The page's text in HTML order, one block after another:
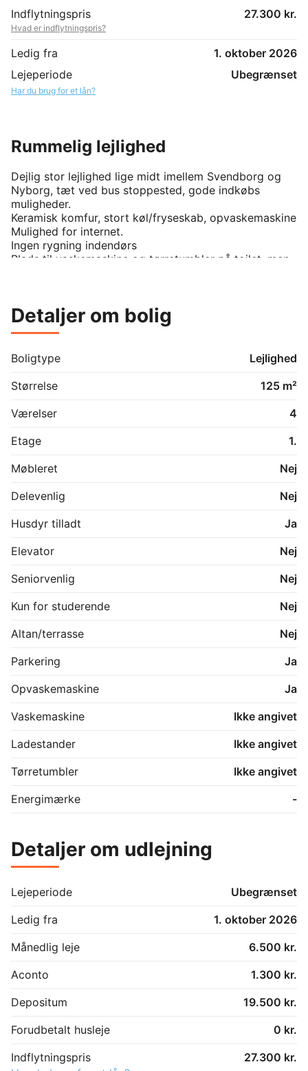
Indflytningspris
27.300 kr.
Hvad er indflytningspris?
Ledig fra
1. oktober 2026
Lejeperiode
Ubegrænset
Har du brug for et lån?
Rummelig lejlighed
Dejlig stor lejlighed lige midt imellem Svendborg og
Nyborg, tæt ved bus stoppested, gode indkøbs
muligheder.
Keramisk komfur, stort køl/fryseskab, opvaskemaskine
Mulighed for internet.
Ingen rygning indendørs
Plads til vaskemaskine og tørretumbler på toilet, men
Detaljer om bolig
Boligtype
Lejlighed
Størrelse
125 m²
Værelser
4
Etage
1.
Møbleret
Nej
Delevenlig
Nej
Husdyr tilladt
Ja
Elevator
Nej
Seniorvenlig
Nej
Kun for studerende
Nej
Altan/terrasse
Nej
Parkering
Ja
Opvaskemaskine
Ja
Vaskemaskine
Ikke angivet
Ladestander
Ikke angivet
Tørretumbler
Ikke angivet
Energimærke
-
Detaljer om udlejning
Lejeperiode
Ubegrænset
Ledig fra
1. oktober 2026
Månedlig leje
6.500 kr.
Aconto
1.300 kr.
Depositum
19.500 kr.
Forudbetalt husleje
0 kr.
Indflytningspris
27.300 kr.